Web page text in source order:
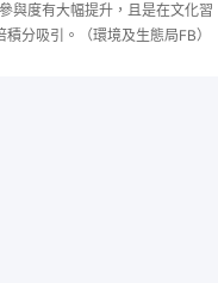
與度有大幅提升，且是在文化習
分吸引。（環境及生態局FB）